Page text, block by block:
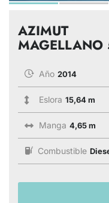
AZIMUT
MAGELLANO
Año 2014
Eslora 15,64 m
Manga 4,65 m
Combustible